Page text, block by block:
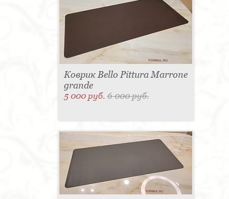
Коврик Bello Pittura Marrone
grande
5 000 руб.6 000 руб.